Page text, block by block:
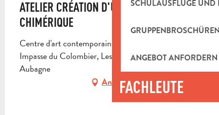
SCHULAUSFLÜGE UND
ANGEBOT ANFORDERN
FACHLEUTE
ATELIER CRÉATION D'UN PERSONNAGE
CHIMÉRIQUE
Centre d'art contemporain Les Pénitents Noirs,
Impasse du Colombier, Les Aires St Michel, 13400
Aubagne
Anfahrt